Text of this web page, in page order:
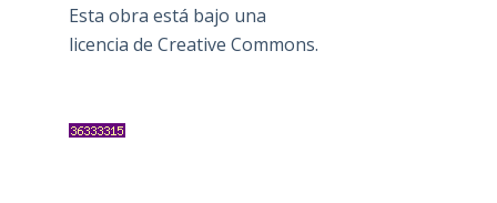
Esta obra está bajo una
licencia de Creative Commons.